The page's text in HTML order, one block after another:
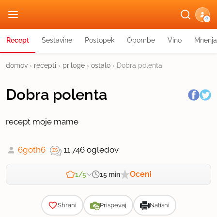
G
Recept Sestavine Postopek Opombe Vino Mnenja
domov › recepti › priloge › ostalo › Dobra polenta
Dobra polenta
recept moje mame
6goth6 11.746 ogledov
1/5 15 min Oceni
Shrani Prispevaj Natisni